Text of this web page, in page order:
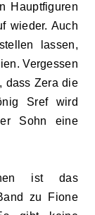
Hauptfiguren
wieder. Auch
lassen,
Vergessen
dass Zera die
Sref wird
Sohn eine
ist das
zu Fione